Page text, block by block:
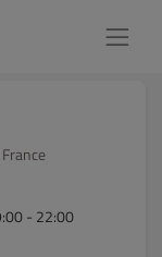
- 22:00